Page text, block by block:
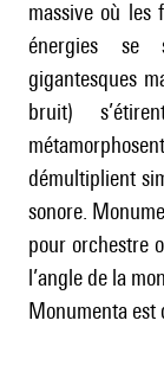
massive où les
énergies se
gigantesques
bruit)
démultiplient
sonore.
pour orchestre
l’angle de la
Monumenta est